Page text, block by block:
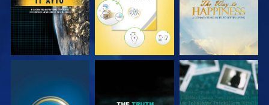
ΠΑΡΑΚΟΛΟΥΘΗΣΤΕ ΠΑΡΑΚΟΛΟΥΘΗΣΤΕ ΠΑΡΑΚΟΛΟΥΘΗΣΤΕ